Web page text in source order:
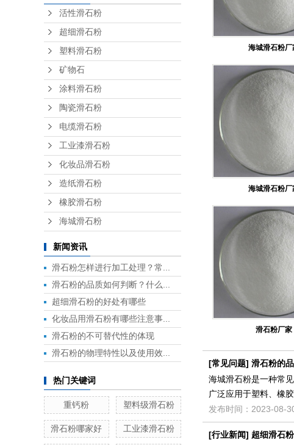
活性滑石粉
超细滑石粉
塑料滑石粉
矿物石
涂料滑石粉
陶瓷滑石粉
电缆滑石粉
工业漆滑石粉
化妆品滑石粉
造纸滑石粉
橡胶滑石粉
海城滑石粉
新闻资讯
滑石粉怎样进行加工处理？常...
滑石粉的品质如何判断？什么...
超细滑石粉的好处有哪些
化妆品用滑石粉有哪些注意事...
滑石粉的不可替代性的体现
滑石粉的物理特性以及使用效...
热门关键词
重钙粉 塑料级滑石粉
滑石粉哪家好 工业漆滑石粉
海城滑石粉厂
海城滑石粉厂
滑石粉厂家
[常见问题] 滑石粉的
海城滑石粉是一种常
广泛应用于塑料、橡
发布时间：2023-08-
[行业新闻] 超细滑石